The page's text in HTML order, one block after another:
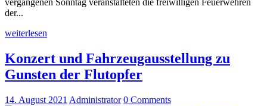
vergangenen Sonntag veranstalteten die freiwilligen Feuerwehren
der...
weiterlesen
Konzert und Fahrzeugausstellung zu
Gunsten der Flutopfer
14. August 2021 Administrator 0 Comments